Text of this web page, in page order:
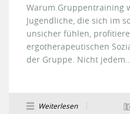
Warum Gruppentraining
Jugendliche, die sich im
unsicher fühlen,
ergotherapeutischen
der Gruppe. Nicht
Weiterlesen